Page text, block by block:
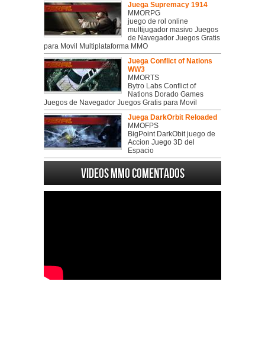
Juega Supremacy 1914
MMORPG
juego de rol online
multijugador masivo Juegos
de Navegador Juegos Gratis
para Movil Multiplataforma MMO
Juega Conflict of Nations
WW3
MMORTS
Bytro Labs Conflict of
Nations Dorado Games
Juegos de Navegador Juegos Gratis para Movil
Juega DarkOrbit Reloaded
MMOFPS
BigPoint DarkObit juego de
Accion Juego 3D del
Espacio
Videos MMO Comentados